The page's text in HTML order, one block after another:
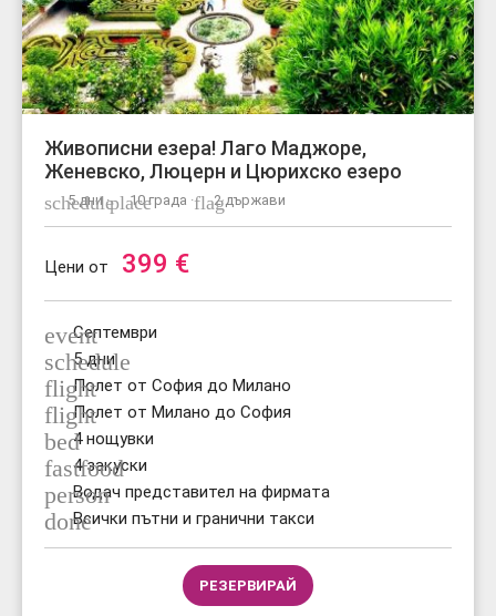
Живописни езера! Лаго Маджоре,
Женевско, Люцерн и Цюрихско езеро
schedule
5 дни ·place10 града ·flag2 държави
Цени от 399 €
event
Септември
schedule
5 дни
flightПолет от София до Милано
flightПолет от Милано до София
bed4 нощувки
fastfood
4 закуски
person
Водач представител на фирмата
doneВсички пътни и гранични такси
РЕЗЕРВИРАЙ